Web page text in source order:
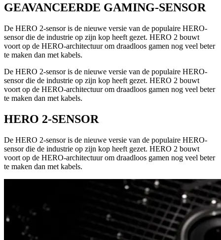
GEAVANCEERDE GAMING-SENSOR
De HERO 2-sensor is de nieuwe versie van de populaire HERO-
sensor die de industrie op zijn kop heeft gezet. HERO 2 bouwt
voort op de HERO-architectuur om draadloos gamen nog veel beter
te maken dan met kabels.
De HERO 2-sensor is de nieuwe versie van de populaire HERO-
sensor die de industrie op zijn kop heeft gezet. HERO 2 bouwt
voort op de HERO-architectuur om draadloos gamen nog veel beter
te maken dan met kabels.
HERO 2-SENSOR
De HERO 2-sensor is de nieuwe versie van de populaire HERO-
sensor die de industrie op zijn kop heeft gezet. HERO 2 bouwt
voort op de HERO-architectuur om draadloos gamen nog veel beter
te maken dan met kabels.